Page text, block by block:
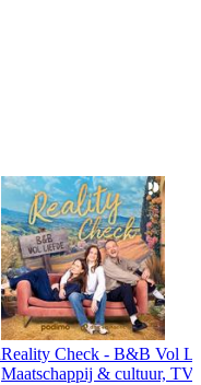
Reality Check - B&B Vol
Maatschappij & cultuur,